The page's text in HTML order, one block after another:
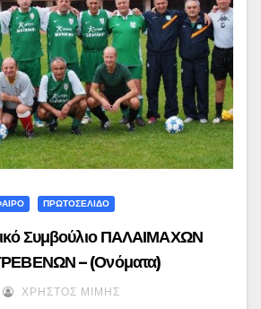
ΠΡΩΤΟΣΕΛΙΔΟ
Συμβούλιο ΠΑΛΑΙΜΑΧΩΝ
– (ονόματα)
ΧΡΉΣΤΟΣ ΜΊΜΗΣ